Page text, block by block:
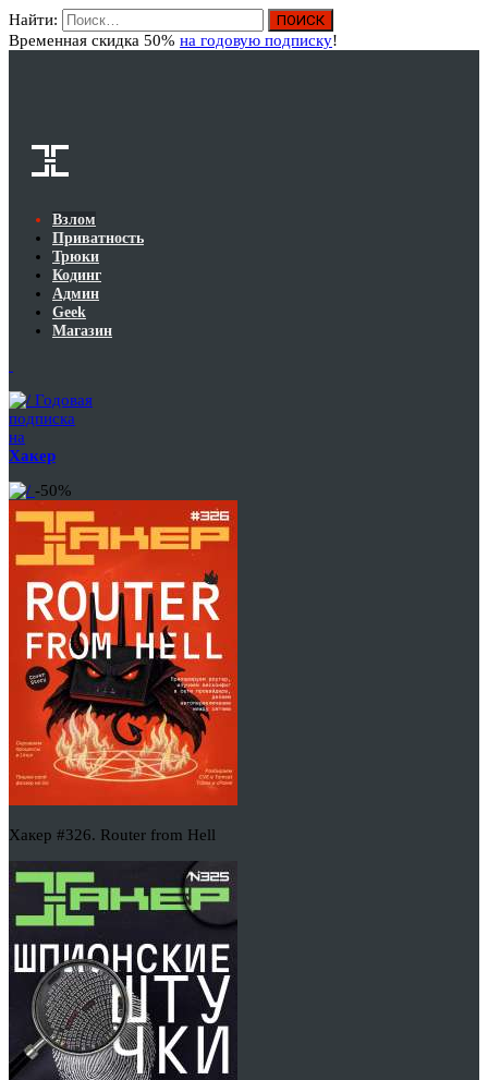
Найти:
Временная скидка 50% на годовую подписку!
Взлом
Приватность
Трюки
Кодинг
Админ
Geek
Магазин
Годовая
подписка
на
Хакер
-50%
Хакер #326. Router from Hell